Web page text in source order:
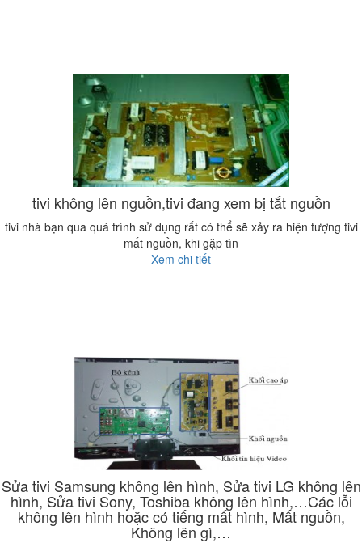
tivi không lên nguồn,tivi đang xem bị tắt nguồn
tivi nhà bạn qua quá trình sử dụng rất có thể sẽ xảy ra hiện tượng tivi
mất nguồn, khi gặp tìn
Xem chi tiết
Sửa tivi Samsung không lên hình, Sửa tivi LG không lên
hình, Sửa tivi Sony, Toshiba không lên hình,…Các lỗi
không lên hình hoặc có tiếng mất hình, Mất nguồn,
Không lên gì,…